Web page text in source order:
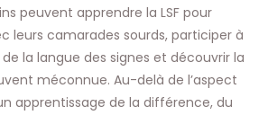
peuvent apprendre la LSF pour
leurs camarades sourds, participer à
la langue des signes et découvrir la
méconnue. Au-delà de l’aspect
apprentissage de la différence, du